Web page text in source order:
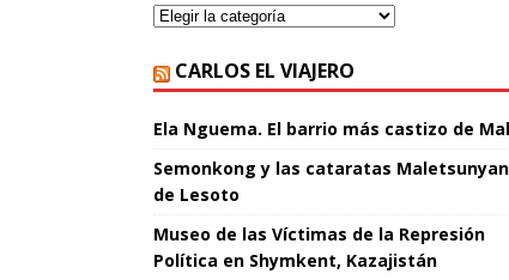
CARLOS EL VIAJERO
Ela Nguema. El barrio más castizo de
Semonkong y las cataratas
de Lesoto
Museo de las Víctimas de la Represión
Política en Shymkent, Kazajistán